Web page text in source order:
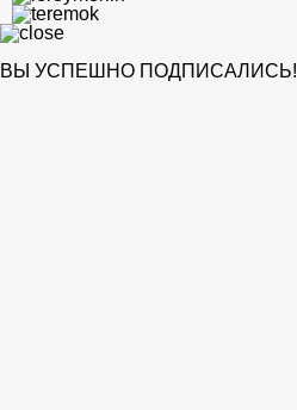
ВЫ УСПЕШНО ПОДПИСАЛИСЬ!